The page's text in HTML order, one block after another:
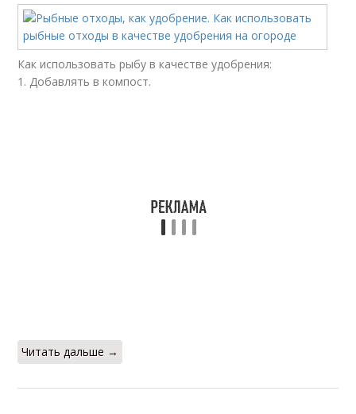
Как использовать рыбу в качестве удобрения:
1. Добавлять в компост.
Читать дальше →